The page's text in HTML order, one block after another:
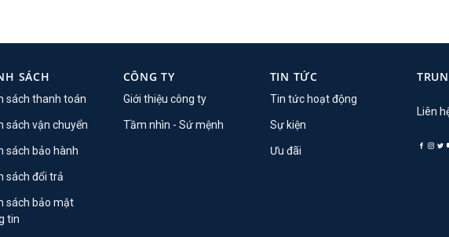
SÁCH
sách thanh toán
sách vận chuyển
sách bảo hành
sách đổi trả
sách bảo mật
tin
CÔNG TY
Giới thiệu công ty
Tầm nhìn - Sứ mệnh
TIN TỨC
Tin tức hoạt động
Sự kiện
Ưu đãi
Liên